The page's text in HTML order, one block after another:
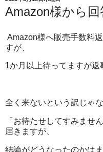
Amazon様から回
Amazon様へ販売手数料
すが、
1か月以上待ってますが返
全く来ないという訳じゃな
「お待たせしてすみませ
届きますが、
結論がどうなったのかは